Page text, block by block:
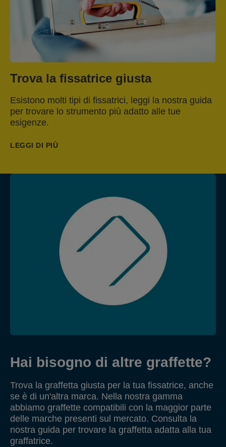
Trova la fissatrice giusta
Esistono molti tipi di fissatrici, leggi la nostra guida
per trovare lo strumento più adatto alle tue
esigenze.
LEGGI DI PIÙ
Hai bisogno di altre graffette?
Trova la graffetta giusta per la tua fissatrice, anche
se è di un'altra marca. Nella nostra gamma
abbiamo graffette compatibili con la maggior parte
delle marche presenti sul mercato. Consulta la
nostra guida per trovare la graffetta adatta alla tua
graffatrice.